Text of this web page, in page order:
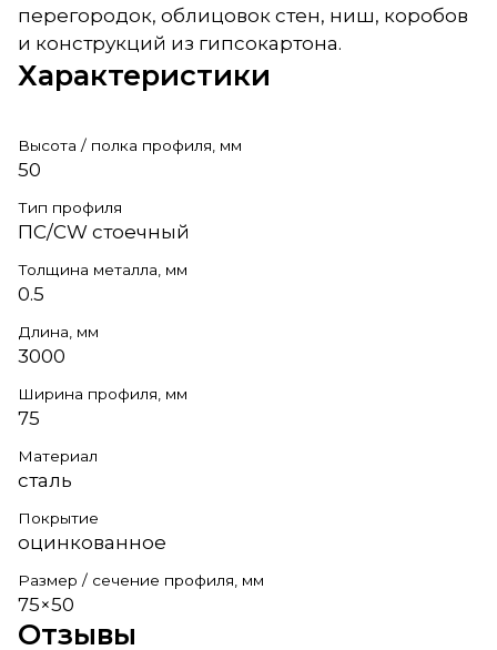
перегородок, облицовок стен, ниш, коробов
и конструкций из гипсокартона.
Характеристики
Высота / полка профиля, мм
50
Тип профиля
ПС/CW стоечный
Толщина металла, мм
0.5
Длина, мм
3000
Ширина профиля, мм
75
Материал
сталь
Покрытие
оцинкованное
Размер / сечение профиля, мм
75×50
Отзывы